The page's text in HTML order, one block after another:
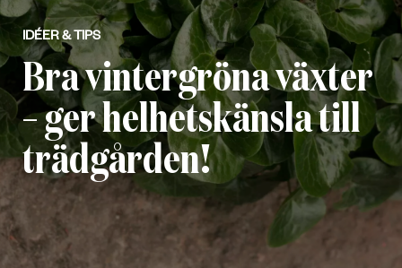
IDÉER & TIPS
Bra vintergröna växter
– ger helhetskänsla till
trädgården!